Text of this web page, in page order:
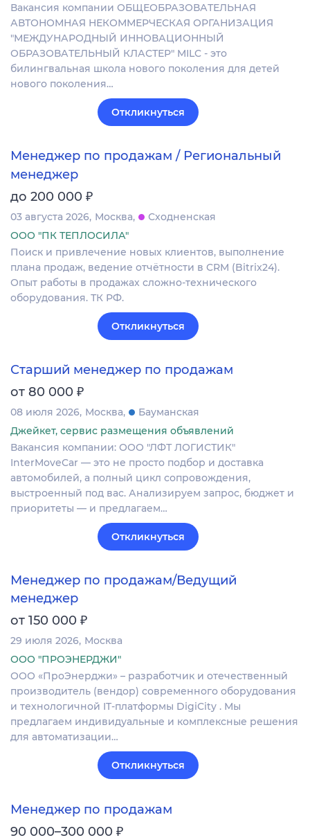
Вакансия компании ОБЩЕОБРАЗОВАТЕЛЬНАЯ
АВТОНОМНАЯ НЕКОММЕРЧЕСКАЯ ОРГАНИЗАЦИЯ
"МЕЖДУНАРОДНЫЙ ИННОВАЦИОННЫЙ
ОБРАЗОВАТЕЛЬНЫЙ КЛАСТЕР" MILC - это
билингвальная школа нового поколения для детей
нового поколения…
Откликнуться
Менеджер по продажам / Региональный
менеджер
до 200 000 ₽
03 августа 2026 Москва
Сходненская
ООО "ПК ТЕПЛОСИЛА"
Поиск и привлечение новых клиентов, выполнение
плана продаж, ведение отчётности в CRM (Bitrix24).
Опыт работы в продажах сложно-технического
оборудования. ТК РФ.
Откликнуться
Старший менеджер по продажам
от 80 000 ₽
08 июля 2026 Москва
Бауманская
Джейкет, сервис размещения объявлений
Вакансия компании: ООО "ЛФТ ЛОГИСТИК"
InterMoveCar — это не просто подбор и доставка
автомобилей, а полный цикл сопровождения,
выстроенный под вас. Анализируем запрос, бюджет и
приоритеты — и предлагаем…
Откликнуться
Менеджер по продажам/Ведущий
менеджер
от 150 000 ₽
29 июля 2026 Москва
ООО "ПРОЭНЕРДЖИ"
ООО «ПроЭнерджи» – разработчик и отечественный
производитель (вендор) современного оборудования
и технологичной IT-платформы DigiCity . Мы
предлагаем индивидуальные и комплексные решения
для автоматизации…
Откликнуться
Менеджер по продажам
90 000–300 000 ₽